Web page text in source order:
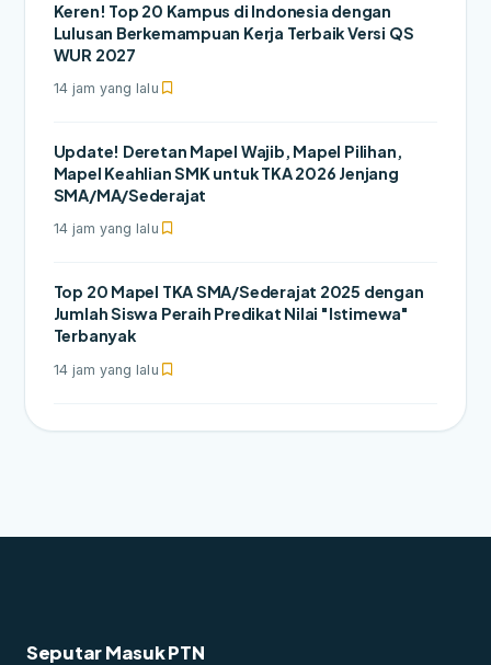
Keren! Top 20 Kampus di Indonesia dengan
Lulusan Berkemampuan Kerja Terbaik Versi QS
WUR 2027
14 jam yang lalu
Update! Deretan Mapel Wajib, Mapel Pilihan,
Mapel Keahlian SMK untuk TKA 2026 Jenjang
SMA/MA/Sederajat
14 jam yang lalu
Top 20 Mapel TKA SMA/Sederajat 2025 dengan
Jumlah Siswa Peraih Predikat Nilai "Istimewa"
Terbanyak
14 jam yang lalu
Seputar Masuk PTN